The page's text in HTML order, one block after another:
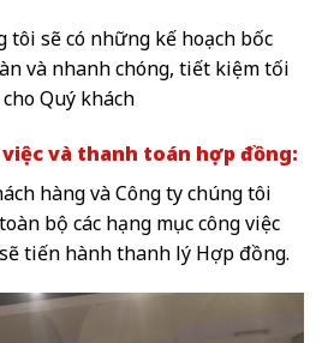
tôi sẽ có những kế hoạch bốc
và nhanh chóng, tiết kiệm tối
Quý khách
và thanh toán hợp đồng:
hàng và Công ty chúng tôi
bộ các hạng mục công việc
tiến hành thanh lý Hợp đồng.